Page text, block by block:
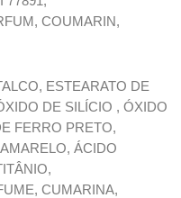
COUMARIN,
ESTEARATO DE
DE SILÍCIO , ÓXIDO
FERRO PRETO,
ÁCIDO
CUMARINA,